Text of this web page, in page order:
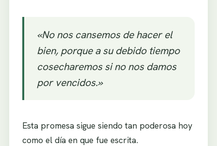
«No nos cansemos de hacer el
bien, porque a su debido tiempo
cosecharemos si no nos damos
por vencidos.»
Esta promesa sigue siendo tan poderosa hoy
como el día en que fue escrita.